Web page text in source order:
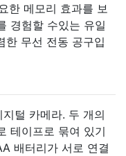
한 메모리 효과를 보
경험할 수있는 유일
한 무선 전동 공구입
털 카메라. 두 개의
테이프로 묶여 있기
배터리가 서로 연결